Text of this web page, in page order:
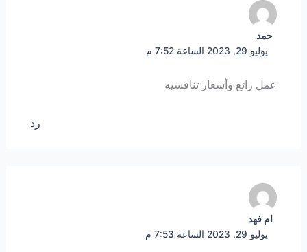
حمد
يوليو 29, 2023 الساعة 7:52 م
عمل رائع وأسعار تنافسيه
رد
ام فهد
يوليو 29, 2023 الساعة 7:53 م